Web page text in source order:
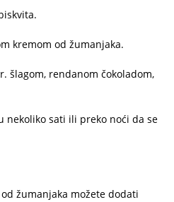
kremom od žumanjaka.
šlagom, rendanom čokoladom,
sati ili preko noći da se
žumanjaka možete dodati